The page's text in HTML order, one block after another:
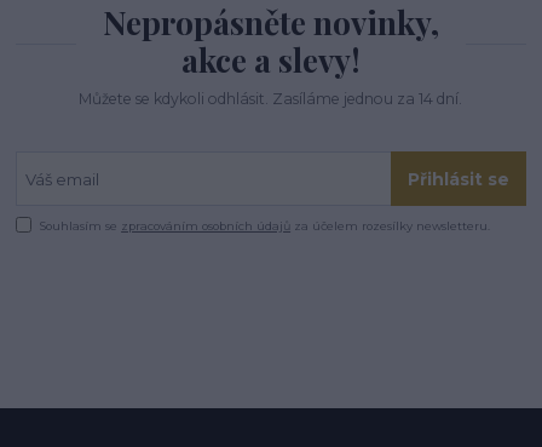
Nepropásněte novinky,
akce a slevy!
Můžete se kdykoli odhlásit. Zasíláme jednou za 14 dní.
Přihlásit se
Souhlasím se zpracováním osobních údajů za účelem rozesílky newsletteru.